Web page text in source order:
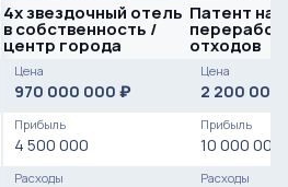
4х звездочный отель
в собственность /
центр города
Цена
970 000 000 ₽
Прибыль
4 500 000
Расходы
Патент на
отходов
Цена
2 200
Прибыль
10 000 000
Расходы